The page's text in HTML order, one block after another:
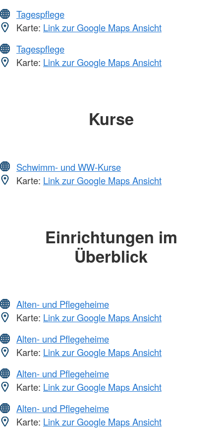
Tagespflege
Karte: Link zur Google Maps Ansicht
Tagespflege
Karte: Link zur Google Maps Ansicht
Kurse
Schwimm- und WW-Kurse
Karte: Link zur Google Maps Ansicht
Einrichtungen im
Überblick
Alten- und Pflegeheime
Karte: Link zur Google Maps Ansicht
Alten- und Pflegeheime
Karte: Link zur Google Maps Ansicht
Alten- und Pflegeheime
Karte: Link zur Google Maps Ansicht
Alten- und Pflegeheime
Karte: Link zur Google Maps Ansicht